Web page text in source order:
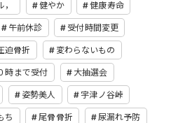
健やか 健康寿命
午前休診 受付時間変更
迫骨折 変わらないもの
時まで受付 大抽選会
姿勢美人 宇津ノ谷峠
ち 尾骨骨折 尿漏れ予防